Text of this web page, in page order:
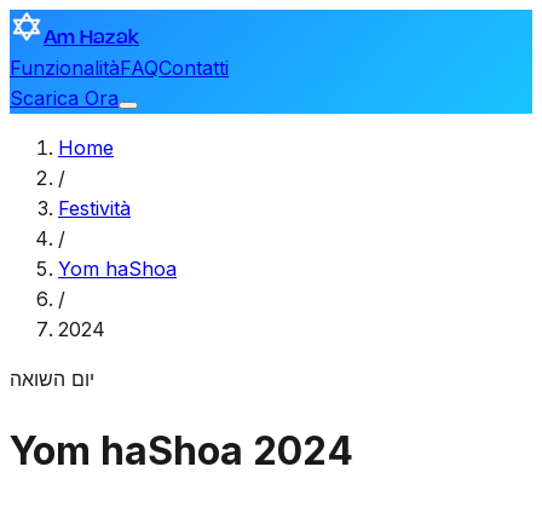
Am Hazak
FunzionalitàFAQContatti
Scarica Ora
Home
/
Festività
/
Yom haShoa
/
2024
יום השואה
Yom haShoa 2024